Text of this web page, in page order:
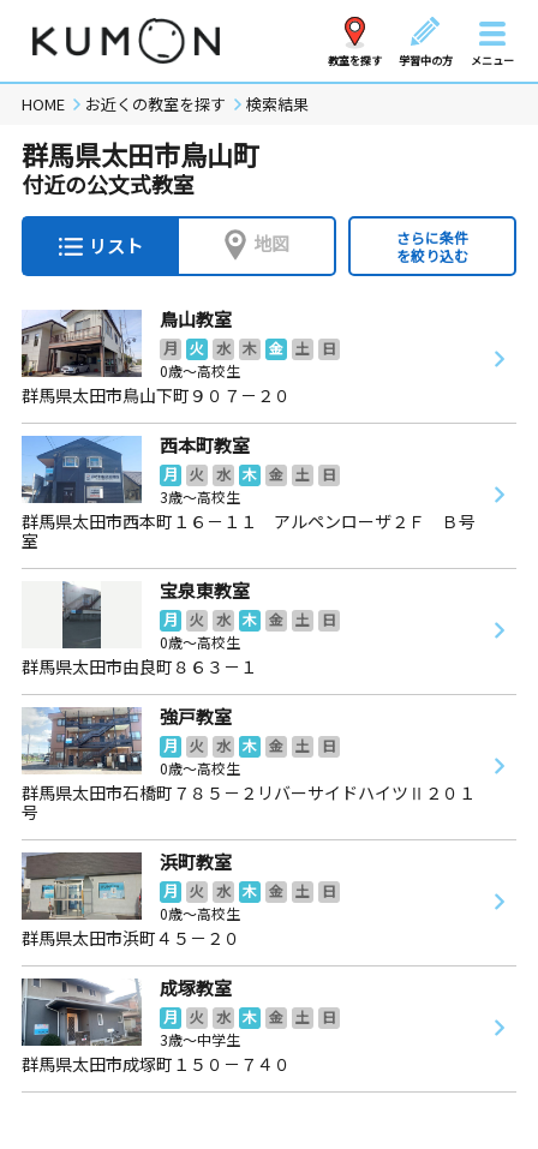
教室を探す 学習中の方 メニュー
HOME お近くの教室を探す 検索結果
群馬県太田市鳥山町
付近の公文式教室
リスト 地図
さらに条件
を絞り込む
鳥山教室
月 火 水 木 金 土
日
0歳～高校生
群馬県太田市鳥山下町９０７－２０
西本町教室
月 火 水 木 金 土
日
3歳～高校生
群馬県太田市西本町１６－１１ アルペンローザ２Ｆ Ｂ号
室
宝泉東教室
月 火 水 木 金 土
日
0歳～高校生
群馬県太田市由良町８６３－１
強戸教室
月 火 水 木 金 土
日
0歳～高校生
群馬県太田市石橋町７８５－２リバーサイドハイツⅡ２０１
号
浜町教室
月 火 水 木 金 土
日
0歳～高校生
群馬県太田市浜町４５－２０
成塚教室
月 火 水 木 金 土
日
3歳～中学生
群馬県太田市成塚町１５０－７４０